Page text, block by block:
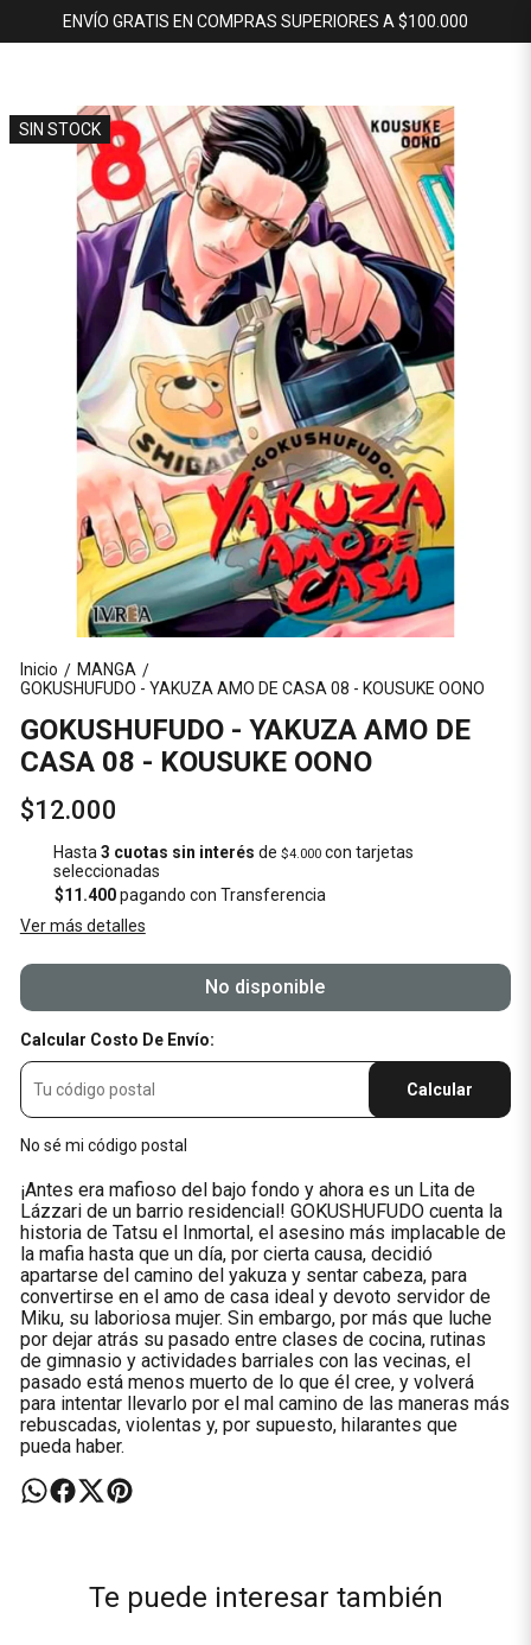
ENVÍO GRATIS EN COMPRAS SUPERIORES A $100.000
SIN STOCK
Inicio / MANGA /
GOKUSHUFUDO - YAKUZA AMO DE CASA 08 - KOUSUKE OONO
GOKUSHUFUDO - YAKUZA AMO DE
CASA 08 - KOUSUKE OONO
$12.000
Hasta3 cuotas sin interés de$4.000 con tarjetas
seleccionadas
$11.400pagando con Transferencia
Ver más detalles
No disponible
Calcular Costo De Envío:
Calcular
No sé mi código postal
¡Antes era mafioso del bajo fondo y ahora es un Lita de
Lázzari de un barrio residencial! GOKUSHUFUDO cuenta la
historia de Tatsu el Inmortal, el asesino más implacable de
la mafia hasta que un día, por cierta causa, decidió
apartarse del camino del yakuza y sentar cabeza, para
convertirse en el amo de casa ideal y devoto servidor de
Miku, su laboriosa mujer. Sin embargo, por más que luche
por dejar atrás su pasado entre clases de cocina, rutinas
de gimnasio y actividades barriales con las vecinas, el
pasado está menos muerto de lo que él cree, y volverá
para intentar llevarlo por el mal camino de las maneras más
rebuscadas, violentas y, por supuesto, hilarantes que
pueda haber.
Te puede interesar también